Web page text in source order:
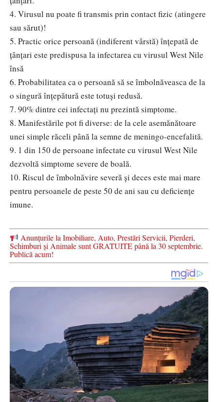
4. Virusul nu poate fi transmis prin contact fizic (atingere
sau sărut)!
5. Practic orice persoană (indiferent vârstă) înțepată de
țânțari este predispusa la infectarea cu virusul West Nile
însă
6. Probabilitatea ca o persoană să se îmbolnăveasca de la
o singură înțepătură este totuși redusă.
7. 90% dintre cei infectați nu prezintă simptome.
8. Manifestările pot fi diverse: de la cele asemănătoare
unei simple răceli până la semne de meningo-encefalită.
9. 1 din 150 de persoane infectate cu virusul West Nile
dezvoltă simptome severe de boală.
10. Riscul de îmbolnăvire severă și deces este mai mare
pentru persoanele de peste 50 de ani sau cu deficiențe
imune.
Anunțurile la Imobiliare, Auto, Prestări Servicii, Pierderi,
Schimburi și Animale sunt GRATUITE până la 30 septembrie.
Publică acum!